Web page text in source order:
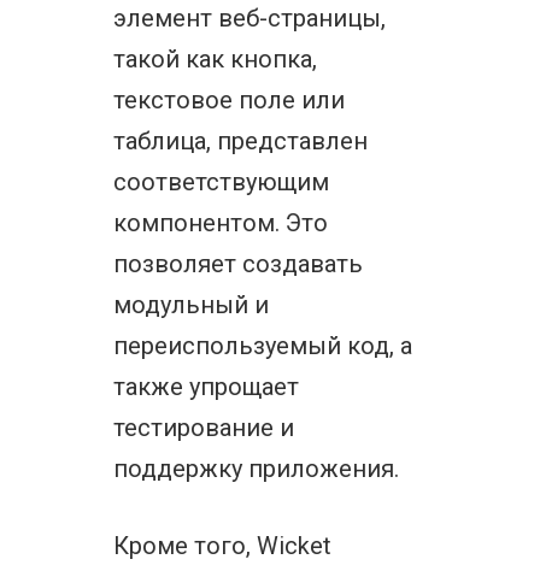
элемент веб-страницы,
такой как кнопка,
текстовое поле или
таблица, представлен
соответствующим
компонентом. Это
позволяет создавать
модульный и
переиспользуемый код, а
также упрощает
тестирование и
поддержку приложения.
Кроме того, Wicket